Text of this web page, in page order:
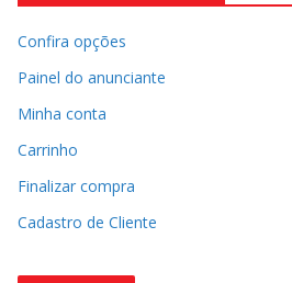
Confira opções
Painel do anunciante
Minha conta
Carrinho
Finalizar compra
Cadastro de Cliente